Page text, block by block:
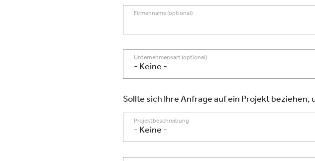
Firmenname (optional)
Unternehmensart (optional)
Sollte sich Ihre Anfrage auf ein Projekt
Projektbeschreibung